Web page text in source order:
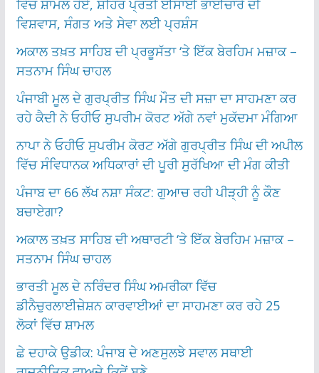
ਵਿੱਚ ਸ਼ਾਮਲ ਹੋਏ, ਸ਼ਹਿਰ ਪ੍ਰਤੀ ਈਸਾਈ ਭਾਈਚਾਰੇ ਦੀ
ਵਿਸ਼ਵਾਸ, ਸੰਗਤ ਅਤੇ ਸੇਵਾ ਲਈ ਪ੍ਰਸ਼ੰਸ
ਅਕਾਲ ਤਖ਼ਤ ਸਾਹਿਬ ਦੀ ਪ੍ਰਭੂਸੱਤਾ ‘ਤੇ ਇੱਕ ਬੇਰਹਿਮ ਮਜ਼ਾਕ –
ਸਤਨਾਮ ਸਿੰਘ ਚਾਹਲ
ਪੰਜਾਬੀ ਮੂਲ ਦੇ ਗੁਰਪ੍ਰੀਤ ਸਿੰਘ ਮੌਤ ਦੀ ਸਜ਼ਾ ਦਾ ਸਾਹਮਣਾ ਕਰ
ਰਹੇ ਕੈਦੀ ਨੇ ਓਹੀਓ ਸੁਪਰੀਮ ਕੋਰਟ ਅੱਗੇ ਨਵਾਂ ਮੁਕੱਦਮਾ ਮੰਗਿਆ
ਨਾਪਾ ਨੇ ਓਹੀਓ ਸੁਪਰੀਮ ਕੋਰਟ ਅੱਗੇ ਗੁਰਪ੍ਰੀਤ ਸਿੰਘ ਦੀ ਅਪੀਲ
ਵਿੱਚ ਸੰਵਿਧਾਨਕ ਅਧਿਕਾਰਾਂ ਦੀ ਪੂਰੀ ਸੁਰੱਖਿਆ ਦੀ ਮੰਗ ਕੀਤੀ
ਪੰਜਾਬ ਦਾ 66 ਲੱਖ ਨਸ਼ਾ ਸੰਕਟ: ਗੁਆਚ ਰਹੀ ਪੀੜ੍ਹੀ ਨੂੰ ਕੌਣ
ਬਚਾਏਗਾ?
ਅਕਾਲ ਤਖ਼ਤ ਸਾਹਿਬ ਦੀ ਅਥਾਰਟੀ ‘ਤੇ ਇੱਕ ਬੇਰਹਿਮ ਮਜ਼ਾਕ –
ਸਤਨਾਮ ਸਿੰਘ ਚਾਹਲ
ਭਾਰਤੀ ਮੂਲ ਦੇ ਨਰਿੰਦਰ ਸਿੰਘ ਅਮਰੀਕਾ ਵਿੱਚ
ਡੀਨੈਚੁਰਲਾਈਜ਼ੇਸ਼ਨ ਕਾਰਵਾਈਆਂ ਦਾ ਸਾਹਮਣਾ ਕਰ ਰਹੇ 25
ਲੋਕਾਂ ਵਿੱਚ ਸ਼ਾਮਲ
ਛੇ ਦਹਾਕੇ ਉਡੀਕ: ਪੰਜਾਬ ਦੇ ਅਣਸੁਲਝੇ ਸਵਾਲ ਸਥਾਈ